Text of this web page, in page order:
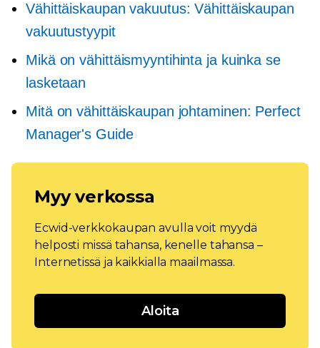
Vähittäiskaupan vakuutus: Vähittäiskaupan
vakuutustyypit
Mikä on vähittäismyyntihinta ja kuinka se
lasketaan
Mitä on vähittäiskaupan johtaminen: Perfect
Manager's Guide
Myy verkossa
Ecwid-verkkokaupan avulla voit myydä
helposti missä tahansa, kenelle tahansa –
Internetissä ja kaikkialla maailmassa.
Aloita